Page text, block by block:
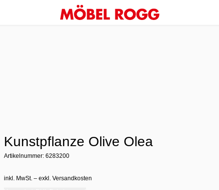
Kunstpflanze Olive Olea
Artikelnummer: 6283200
inkl. MwSt. – exkl. Versandkosten